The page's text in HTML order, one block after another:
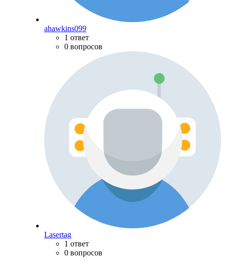
ahawkins099
1 ответ
0 вопросов
Lasertag
1 ответ
0 вопросов